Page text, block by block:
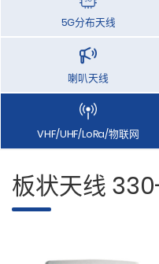
5G分布天线
喇叭天线
VHF/UHF/LoRa/物联网
板状天线